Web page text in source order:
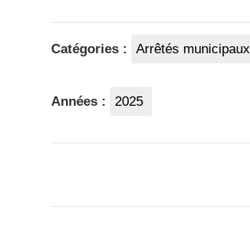
Catégories : Arrêtés municipaux
Années : 2025